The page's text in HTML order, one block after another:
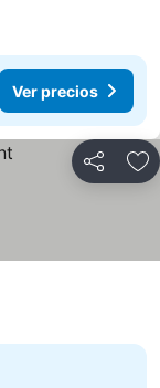
Ver precios
Compartir